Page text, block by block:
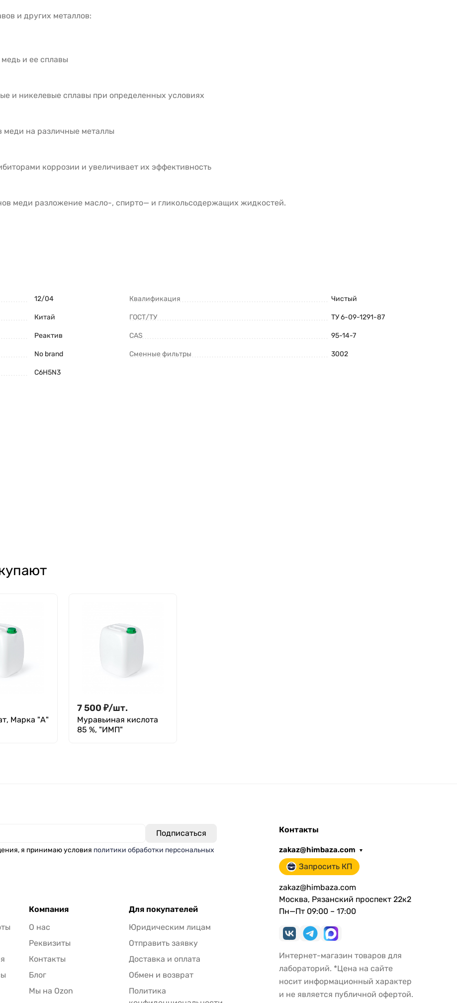
и других металлов:
и ее сплавы
и никелевые сплавы при определенных условиях
на различные металлы
коррозии и увеличивает их эффективность
меди разложение масло-, спирто— и гликольсодержащих жидкостей.
12/04
Китай
Реактив
No brand
C6H5N3
Квалификация Чистый
ГОСТ/ТУ ТУ 6-09-1291-87
CAS 95-14-7
Сменные фильтры 3002
Марка "А"
7 500 ₽/шт.
Муравьиная кислота
85 %, "ИМП"
я принимаю условия политики обработки персональных
Компания
О нас
Реквизиты
Контакты
Блог
Мы на Ozon
Для покупателей
Юридическим лицам
Отправить заявку
Доставка и оплата
Обмен и возврат
Политика
Контакты
zakaz@himbaza.com
Запросить КП
zakaz@himbaza.com
Москва, Рязанский проспект 22к2
Пн—Пт 09:00 – 17:00
Интернет-магазин товаров для
лабораторий. *Цена на сайте
носит информационный характер
и не является публичной офертой.